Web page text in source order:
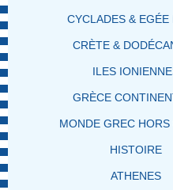
CYCLADES & EGÉE
CRÈTE &
ILES
GRÈCE
MONDE GREC HORS
HISTOIRE
ATHENES